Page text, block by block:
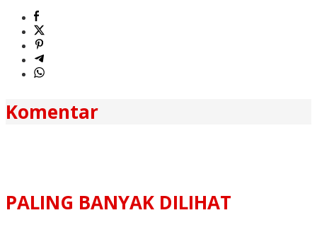
Komentar
PALING BANYAK DILIHAT